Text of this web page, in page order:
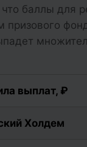
баллы для
выплат, ₽
Холдем